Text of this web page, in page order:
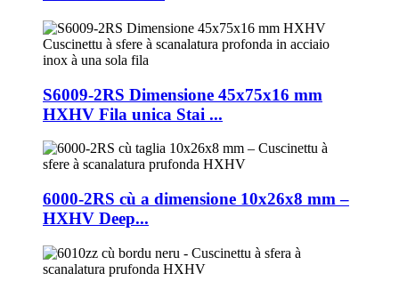
S6009-2RS Dimensione 45x75x16 mm
HXHV Fila unica Stai ...
6000-2RS cù a dimensione 10x26x8 mm –
HXHV Deep...